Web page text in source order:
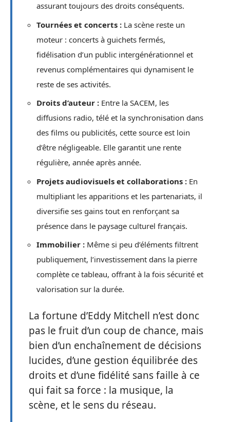
assurant toujours des droits conséquents.
Tournées et concerts : La scène reste un
moteur : concerts à guichets fermés,
fidélisation d’un public intergénérationnel et
revenus complémentaires qui dynamisent le
reste de ses activités.
Droits d’auteur : Entre la SACEM, les
diffusions radio, télé et la synchronisation dans
des films ou publicités, cette source est loin
d’être négligeable. Elle garantit une rente
régulière, année après année.
Projets audiovisuels et collaborations : En
multipliant les apparitions et les partenariats, il
diversifie ses gains tout en renforçant sa
présence dans le paysage culturel français.
Immobilier : Même si peu d’éléments filtrent
publiquement, l’investissement dans la pierre
complète ce tableau, offrant à la fois sécurité et
valorisation sur la durée.
La fortune d’Eddy Mitchell n’est donc
pas le fruit d’un coup de chance, mais
bien d’un enchaînement de décisions
lucides, d’une gestion équilibrée des
droits et d’une fidélité sans faille à ce
qui fait sa force : la musique, la
scène, et le sens du réseau.